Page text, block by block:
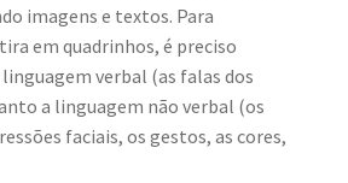
imagens e textos. Para
em quadrinhos, é preciso
verbal (as falas dos
a linguagem não verbal (os
faciais, os gestos, as cores,